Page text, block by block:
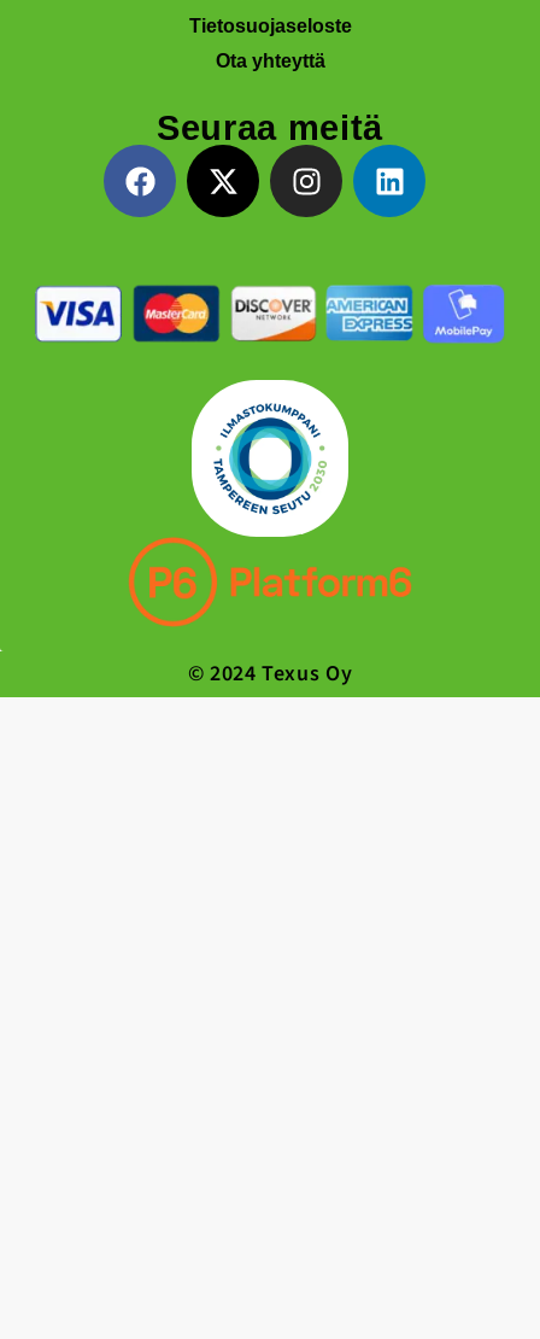
Tietosuojaseloste
Ota yhteyttä
Seuraa meitä
© 2024 Texus Oy